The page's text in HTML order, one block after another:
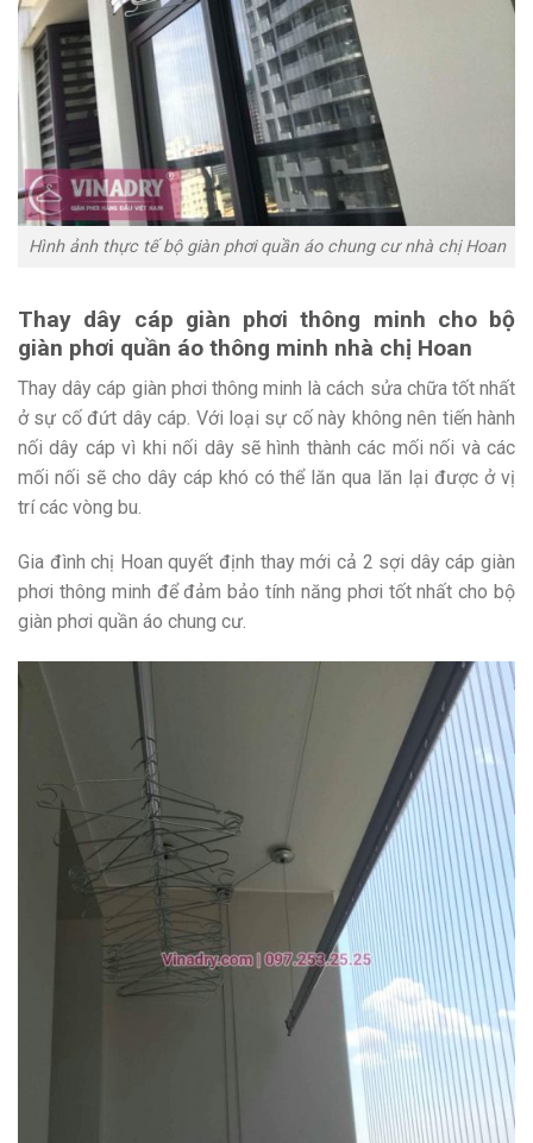
Hình ảnh thực tế bộ giàn phơi quần áo chung cư nhà chị Hoan
Thay dây cáp giàn phơi thông minh cho bộ
giàn phơi quần áo thông minh nhà chị Hoan
Thay dây cáp giàn phơi thông minh là cách sửa chữa tốt nhất
ở sự cố đứt dây cáp. Với loại sự cố này không nên tiến hành
nối dây cáp vì khi nối dây sẽ hình thành các mối nối và các
mối nối sẽ cho dây cáp khó có thể lăn qua lăn lại được ở vị
trí các vòng bu.
Gia đình chị Hoan quyết định thay mới cả 2 sợi dây cáp giàn
phơi thông minh để đảm bảo tính năng phơi tốt nhất cho bộ
giàn phơi quần áo chung cư.